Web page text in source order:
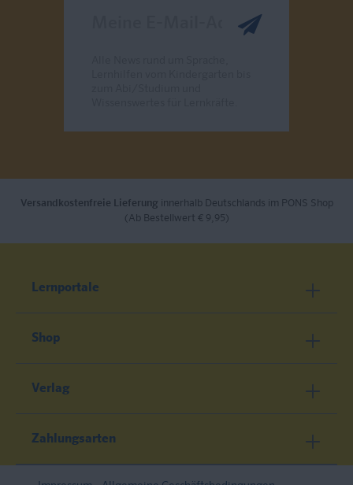
Versandkostenfreie Lieferung innerhalb Deutschlands im PONS Shop
(Ab Bestellwert € 9,95)
Lernportale
Shop
Verlag
Zahlungsarten